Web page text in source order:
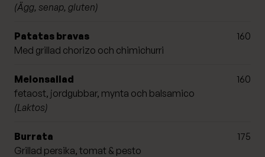
(Ägg, senap, gluten)
Patatas bravas
Med grillad chorizo och chimichurri
160
Melonsallad
fetaost, jordgubbar, mynta och balsamico
(Laktos)
160
Burrata
Grillad persika, tomat & pesto
175